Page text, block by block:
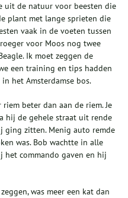
uit de natuur voor beesten die
plant met lange sprieten die
vaak in de voeten tussen
voor Moos nog twee
Ik moet zeggen de
een training en tips hadden
het Amsterdamse bos.
beter dan aan de riem. Je
hij de gehele straat uit rende
ging zitten. Menig auto remde
was. Bob wachtte in alle
commando gaven en hij
was meer een kat dan